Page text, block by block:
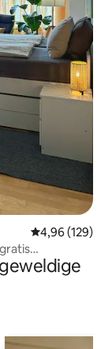
Gemiddelde
4,96 (129)